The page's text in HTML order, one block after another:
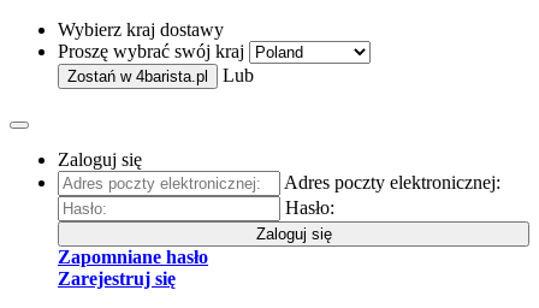
Wybierz kraj dostawy
Proszę wybrać swój kraj
Zostań w 4barista.pl Lub
Zaloguj się
Adres poczty elektronicznej:
Hasło:
Zaloguj się
Zapomniane hasło
Zarejestruj się